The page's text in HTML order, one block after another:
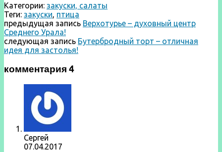
Категории: закуски, салаты
Теги: закуски, птица
предыдущая запись Верхотурье – духовный центр
Среднего Урала!
следующая запись Бутербродный торт – отличная
идея для застолья!
комментария 4
Сергей
07.04.2017